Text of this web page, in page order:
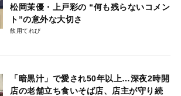
松岡茉優・上戸彩の “何も残らないコメン
ト”の意外な大切さ
飲用てれび
「暗黒汁」で愛され50年以上…深夜2時開
店の老舗立ち食いそば店、店主が守り続